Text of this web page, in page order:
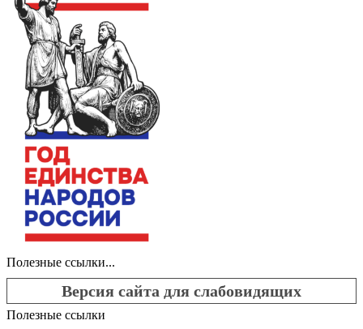
Полезные ссылки...
Версия сайта для слабовидящих
Полезные ссылки